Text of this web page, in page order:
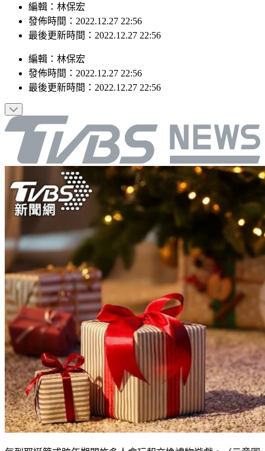
編輯：林保宏
發佈時間：2022.12.27 22:56
最後更新時間：2022.12.27 22:56
編輯 ： 林保宏
發佈時間： 2022.12.27 22:56
最後更新時間： 2022.12.27 22:56